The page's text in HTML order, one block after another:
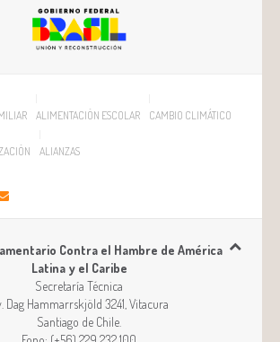
ALIMENTACIÓN ESCOLAR CAMBIO CLIMÁTICO
ALIANZAS
Contra el Hambre de América
Latina y el Caribe
Secretaría Técnica
Dag Hammarrskjöld 3241, Vitacura
Santiago de Chile